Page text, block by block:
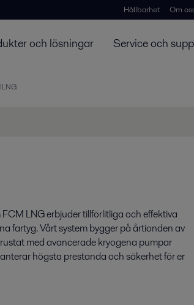
Hållbarhet Om
och lösningar Service och
LNG
LNG erbjuder tillförlitliga och effektiva
fartyg. Vårt system bygger på årtionden av
med avancerade kryogena pumpar
högsta prestanda och säkerhet för er